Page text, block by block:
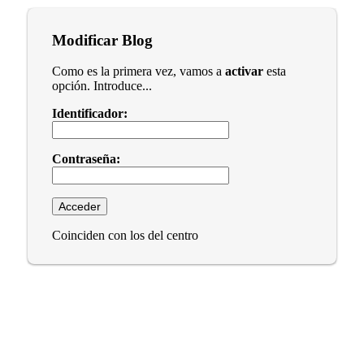
Modificar Blog
Como es la primera vez, vamos a activar esta
opción. Introduce...
Identificador:
Contraseña:
Coinciden con los del centro